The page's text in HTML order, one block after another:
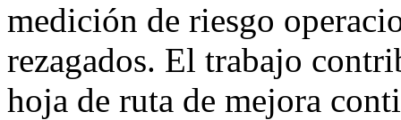
medición de riesgo
rezagados. El trabajo
hoja de ruta de mejora